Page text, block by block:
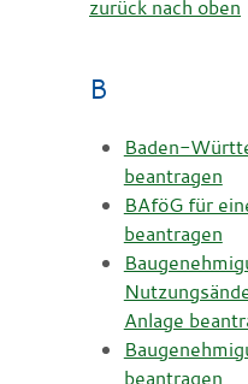
zurück nach oben
B
Baden-
beantragen
BAföG für
beantragen
Anlage
beantragen